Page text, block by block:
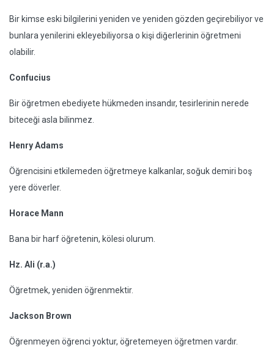
Bir kimse eski bilgilerini yeniden ve yeniden gözden geçirebiliyor ve
bunlara yenilerini ekleyebiliyorsa o kişi diğerlerinin öğretmeni
olabilir.
Confucius
Bir öğretmen ebediyete hükmeden insandır, tesirlerinin nerede
biteceği asla bilinmez.
Henry Adams
Öğrencisini etkilemeden öğretmeye kalkanlar, soğuk demiri boş
yere döverler.
Horace Mann
Bana bir harf öğretenin, kölesi olurum.
Hz. Ali (r.a.)
Öğretmek, yeniden öğrenmektir.
Jackson Brown
Öğrenmeyen öğrenci yoktur, öğretemeyen öğretmen vardır.